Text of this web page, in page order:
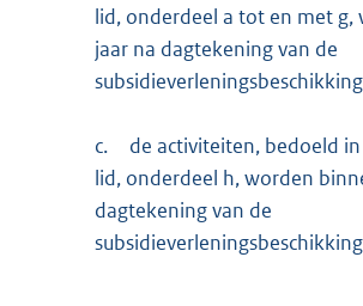
lid, onderdeel a tot en met g,
jaar na dagtekening van de
c.
de activiteiten, bedoeld
lid, onderdeel h, worden
dagtekening van de